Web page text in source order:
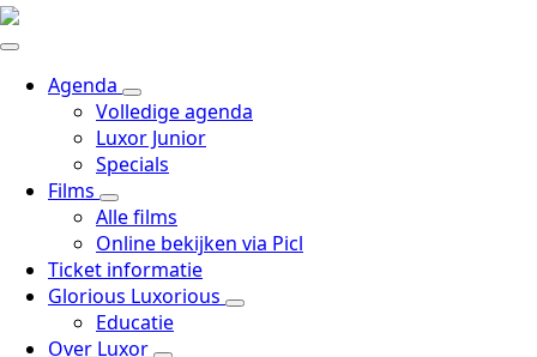
Agenda
Volledige agenda
Luxor Junior
Specials
Films
Alle films
Online bekijken via Picl
Ticket informatie
Glorious Luxorious
Educatie
Over Luxor